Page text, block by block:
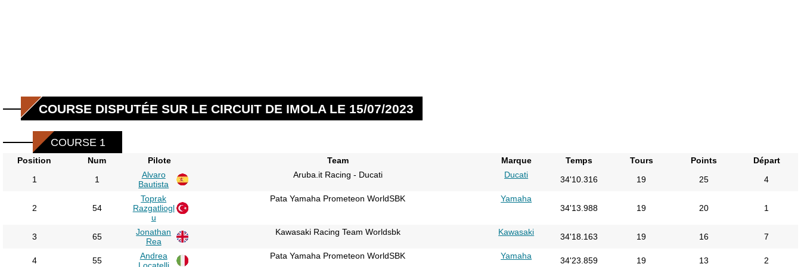
COURSE DISPUTÉE SUR LE CIRCUIT DE IMOLA LE 15/07/2023
COURSE 1
Position Num Pilote Team Marque Temps Tours Points
Départ
1
1
Alvaro
Bautista
Aruba.it Racing - Ducati Ducati 34'10.316 19 25 4
2 54
Toprak
Razgatliogl
u
Pata Yamaha Prometeon WorldSBK
Yamaha
34'13.988
19 20 1
3 65
Jonathan
Rea
Kawasaki Racing Team Worldsbk Kawasaki 34'18.163 19 16 7
4 55
Andrea
Pata Yamaha Prometeon WorldSBK Yamaha 34'23.859 19 13 2